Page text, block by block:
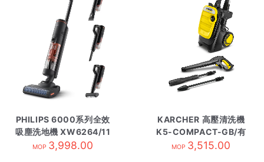
PHILIPS 6000系列全效
吸塵洗地機 XW6264/11
MOP 3,998.00
KARCHER 高壓清洗機
K5-COMPACT-GB/有
線
MOP 3,515.00